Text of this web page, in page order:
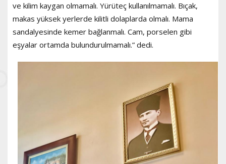
ve kilim kaygan olmamalı. Yürüteç kullanılmamalı. Bıçak,
makas yüksek yerlerde kilitli dolaplarda olmalı. Mama
sandalyesinde kemer bağlanmalı. Cam, porselen gibi
eşyalar ortamda bulundurulmamalı.” dedi.